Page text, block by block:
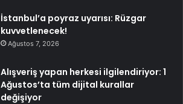
İstanbul’a poyraz uyarısı: Rüzgar
kuvvetlenecek!
Ağustos 7, 2026
Alışveriş yapan herkesi ilgilendiriyor: 1
Ağustos’ta tüm dijital kurallar
değişiyor